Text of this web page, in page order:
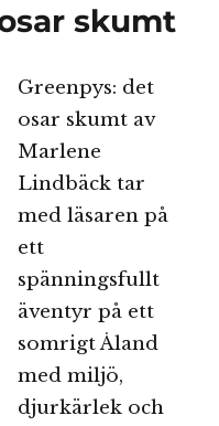
skumt
Greenpys: det
osar skumt av
Marlene
Lindbäck tar
med läsaren på
ett
spänningsfullt
äventyr på ett
somrigt Åland
med miljö,
djurkärlek och